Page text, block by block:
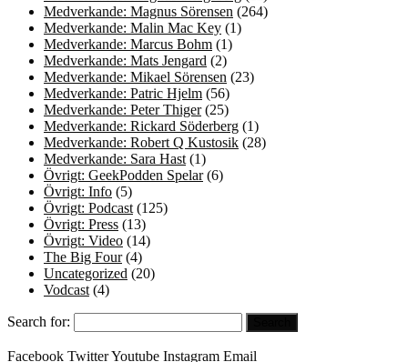
Medverkande: Magnus Sörensen (264)
Medverkande: Malin Mac Key (1)
Medverkande: Marcus Bohm (1)
Medverkande: Mats Jengard (2)
Medverkande: Mikael Sörensen (23)
Medverkande: Patric Hjelm (56)
Medverkande: Peter Thiger(25)
Medverkande: Rickard Söderberg (1)
Medverkande: Robert Q Kustosik (28)
Medverkande: Sara Hast (1)
Övrigt: GeekPodden Spelar(6)
Övrigt: Info (5)
Övrigt: Podcast (125)
Övrigt: Press (13)
Övrigt: Video (14)
The Big Four(4)
Uncategorized (20)
Vodcast (4)
Search for:
Facebook TwitterYoutube Instagram Email